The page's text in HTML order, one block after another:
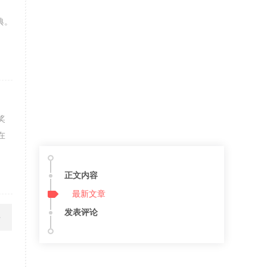
正文内容
最新文章
发表评论